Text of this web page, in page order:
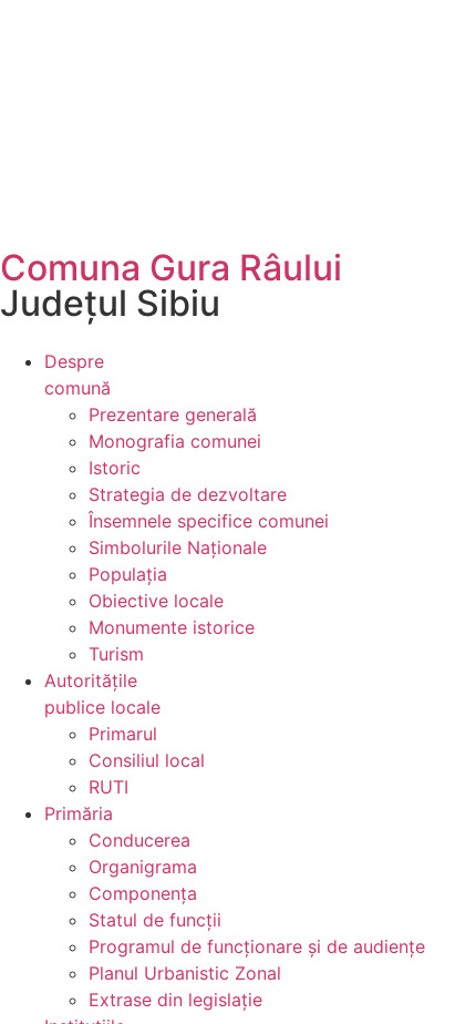
Comuna Gura Râului
Județul Sibiu
Despre
comună
Prezentare generală
Monografia comunei
Istoric
Strategia de dezvoltare
Însemnele specifice comunei
Simbolurile Naționale
Populația
Obiective locale
Monumente istorice
Turism
Autoritățile
publice locale
Primarul
Consiliul local
RUTI
Primăria
Conducerea
Organigrama
Componența
Statul de funcții
Programul de funcționare și de audiențe
Planul Urbanistic Zonal
Extrase din legislație